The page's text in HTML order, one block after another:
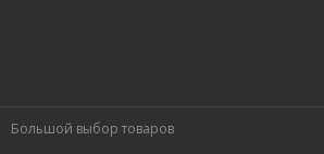
СВЕТОВЫЕ ШОУ
Большой выбор товаров